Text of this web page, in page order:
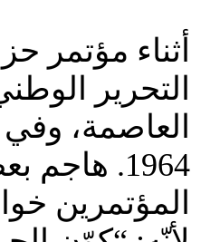
أثناء مؤتمر
التحرير
العاصمة، وفي
1964. هاجم
المؤتمرين